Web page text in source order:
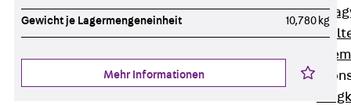
KTW
KBH
Gewicht je Lagermengeneinheit 10,780 kg
Mehr Informationen